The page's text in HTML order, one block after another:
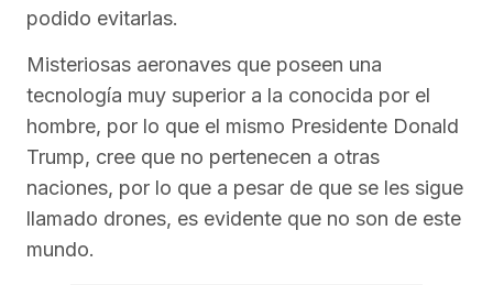
podido evitarlas.
Misteriosas aeronaves que poseen una
tecnología muy superior a la conocida por el
hombre, por lo que el mismo Presidente Donald
Trump, cree que no pertenecen a otras
naciones, por lo que a pesar de que se les sigue
llamado drones, es evidente que no son de este
mundo.